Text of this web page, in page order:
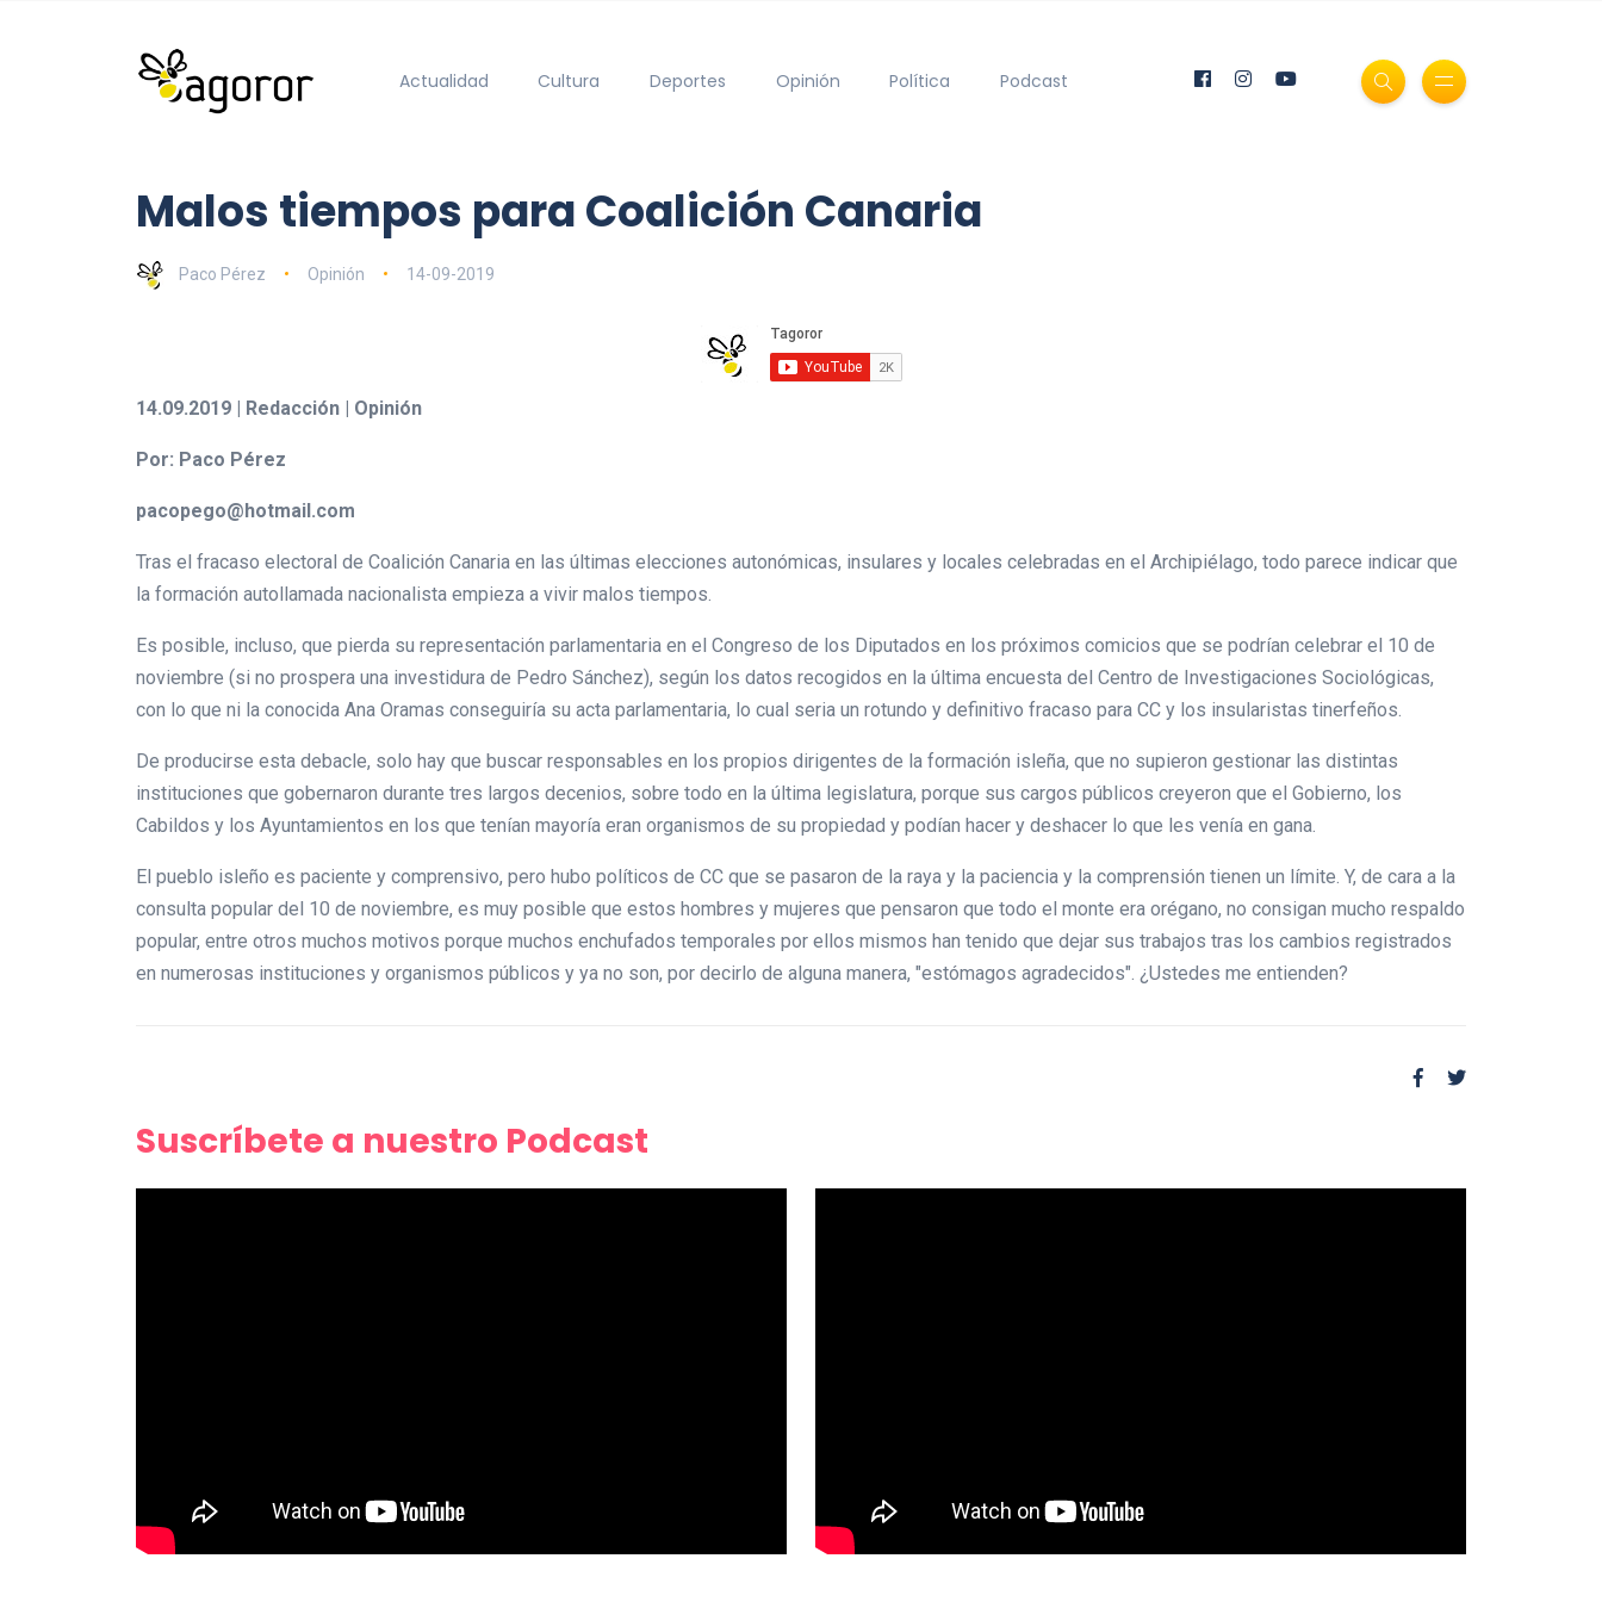
Actualidad Cultura Deportes Opinión Política Podcast
Malos tiempos para Coalición Canaria
Paco Pérez Opinión 14-09-2019
14.09.2019 | Redacción | Opinión
Por: Paco Pérez
pacopego@hotmail.com
Tras el fracaso electoral de Coalición Canaria en las últimas elecciones autonómicas, insulares y locales celebradas en el Archipiélago, todo parece indicar que
la formación autollamada nacionalista empieza a vivir malos tiempos.
Es posible, incluso, que pierda su representación parlamentaria en el Congreso de los Diputados en los próximos comicios que se podrían celebrar el 10 de
noviembre (si no prospera una investidura de Pedro Sánchez), según los datos recogidos en la última encuesta del Centro de Investigaciones Sociológicas,
con lo que ni la conocida Ana Oramas conseguiría su acta parlamentaria, lo cual seria un rotundo y definitivo fracaso para CC y los insularistas tinerfeños.
De producirse esta debacle, solo hay que buscar responsables en los propios dirigentes de la formación isleña, que no supieron gestionar las distintas
instituciones que gobernaron durante tres largos decenios, sobre todo en la última legislatura, porque sus cargos públicos creyeron que el Gobierno, los
Cabildos y los Ayuntamientos en los que tenían mayoría eran organismos de su propiedad y podían hacer y deshacer lo que les venía en gana.
El pueblo isleño es paciente y comprensivo, pero hubo políticos de CC que se pasaron de la raya y la paciencia y la comprensión tienen un límite. Y, de cara a la
consulta popular del 10 de noviembre, es muy posible que estos hombres y mujeres que pensaron que todo el monte era orégano, no consigan mucho respaldo
popular, entre otros muchos motivos porque muchos enchufados temporales por ellos mismos han tenido que dejar sus trabajos tras los cambios registrados
en numerosas instituciones y organismos públicos y ya no son, por decirlo de alguna manera, "estómagos agradecidos". ¿Ustedes me entienden?
Suscríbete a nuestro Podcast